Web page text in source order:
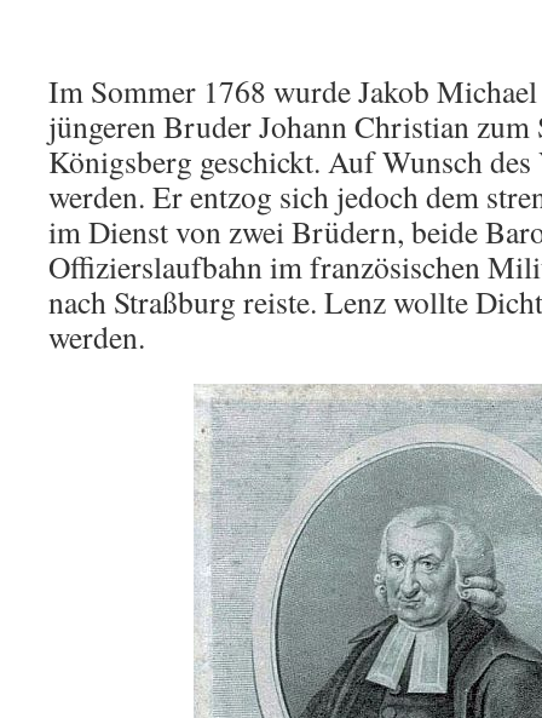
Im Sommer 1768 wurde Jakob
jüngeren Bruder Johann Christian zum
Königsberg geschickt. Auf Wunsch
werden. Er entzog sich jedoch dem
im Dienst von zwei Brüdern, beide
Offizierslaufbahn im französischen
nach Straßburg reiste. Lenz wollte
werden.